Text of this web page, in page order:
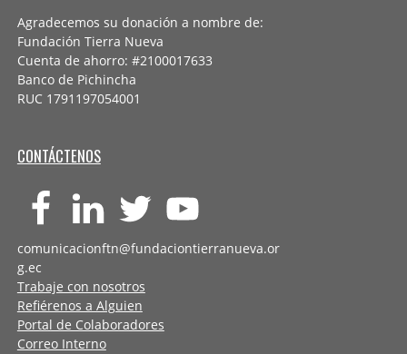
Agradecemos su donación a nombre de:
Fundación Tierra Nueva
Cuenta de ahorro: #2100017633
Banco de Pichincha
RUC 1791197054001
CONTÁCTENOS
comunicacionftn@fundaciontierranueva.or
g.ec
Trabaje con nosotros
Refiérenos a Alguien
Portal de Colaboradores
Correo Interno